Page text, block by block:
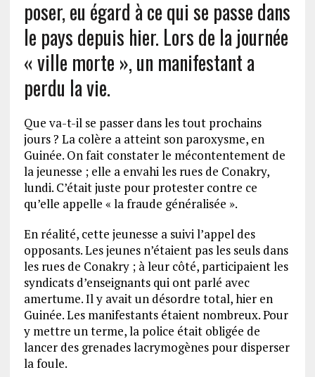
poser, eu égard à ce qui se passe dans
le pays depuis hier. Lors de la journée
« ville morte », un manifestant a
perdu la vie.
Que va-t-il se passer dans les tout prochains
jours ? La colère a atteint son paroxysme, en
Guinée. On fait constater le mécontentement de
la jeunesse ; elle a envahi les rues de Conakry,
lundi. C’était juste pour protester contre ce
qu’elle appelle « la fraude généralisée ».
En réalité, cette jeunesse a suivi l’appel des
opposants. Les jeunes n’étaient pas les seuls dans
les rues de Conakry ; à leur côté, participaient les
syndicats d’enseignants qui ont parlé avec
amertume. Il y avait un désordre total, hier en
Guinée. Les manifestants étaient nombreux. Pour
y mettre un terme, la police était obligée de
lancer des grenades lacrymogènes pour disperser
la foule.